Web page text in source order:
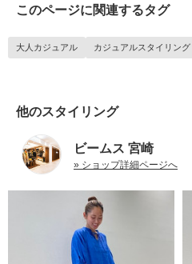
このページに関連するタグ
大人カジュアル カジュアルスタイリング
他のスタイリング
ビームス 宮崎
» ショップ詳細ページへ